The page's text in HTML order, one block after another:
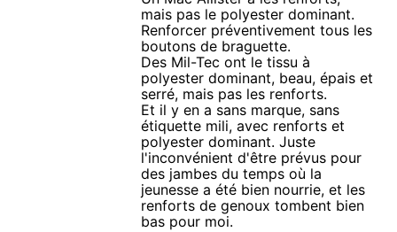
mais pas le polyester dominant.
Renforcer préventivement tous les
boutons de braguette.
Des Mil-Tec ont le tissu à
polyester dominant, beau, épais et
serré, mais pas les renforts.
Et il y en a sans marque, sans
étiquette mili, avec renforts et
polyester dominant. Juste
l'inconvénient d'être prévus pour
des jambes du temps où la
jeunesse a été bien nourrie, et les
renforts de genoux tombent bien
bas pour moi.